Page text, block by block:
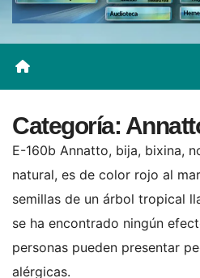
Categoría:
E-160b Annatto, bija, bixina,
natural, es de color rojo al
semillas de un árbol tropical
se ha encontrado ningún
personas pueden presentar
alérgicas.